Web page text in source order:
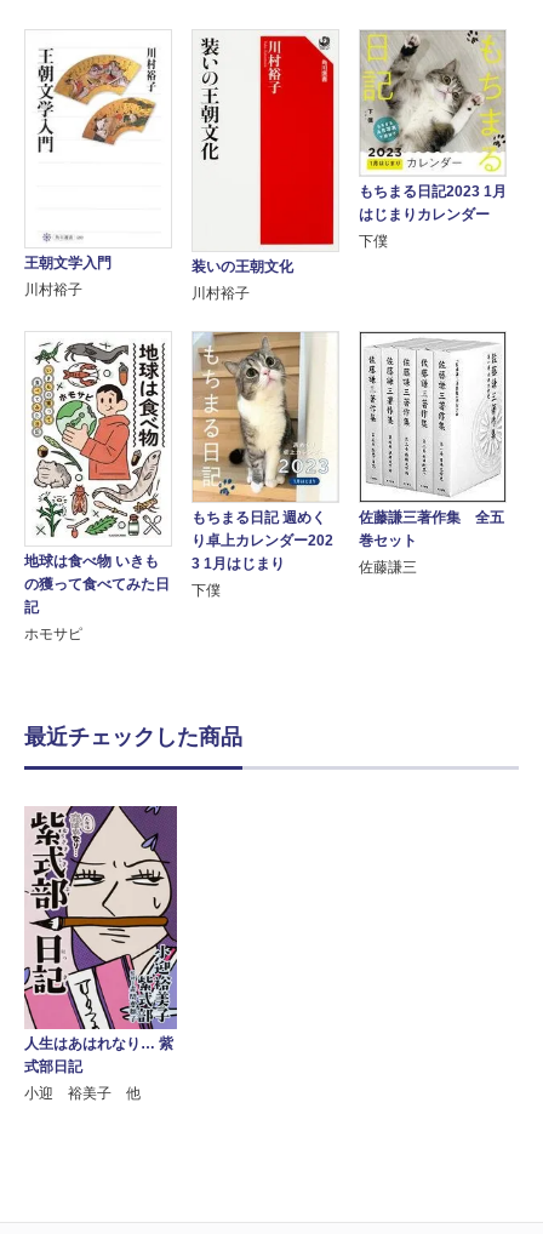
王朝文学入門
川村裕子
装いの王朝文化
川村裕子
もちまる日記2023 1月
はじまりカレンダー
下僕
地球は食べ物 いきも
の獲って食べてみた日
記
ホモサピ
もちまる日記 週めく
り卓上カレンダー202
3 1月はじまり
下僕
佐藤謙三著作集 全五
巻セット
佐藤謙三
最近チェックした商品
人生はあはれなり… 紫
式部日記
小迎 裕美子 他